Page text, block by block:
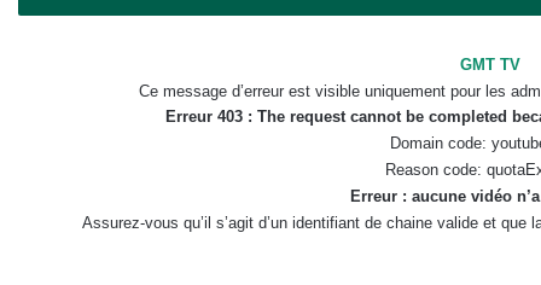
GMT TV
Ce message d’erreur est visible uniquement pour les
Erreur 403 : The request cannot be completed
Domain code:
Reason code:
Erreur : aucune vidéo
Assurez-vous qu’il s’agit d’un identifiant de chaine valide et